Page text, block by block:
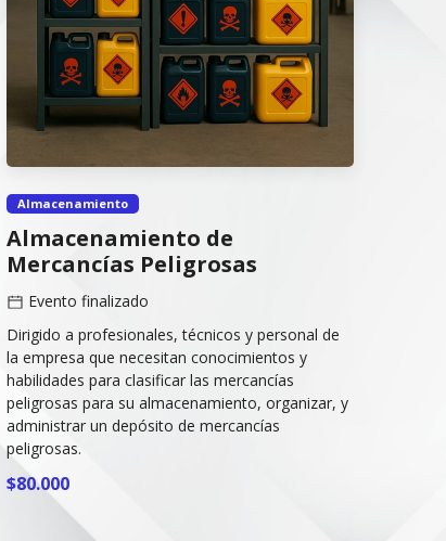
Almacenamiento
Almacenamiento de
Mercancías Peligrosas
Evento finalizado
Dirigido a profesionales, técnicos y personal de
la empresa que necesitan conocimientos y
habilidades para clasificar las mercancías
peligrosas para su almacenamiento, organizar, y
administrar un depósito de mercancías
peligrosas.
$80.000